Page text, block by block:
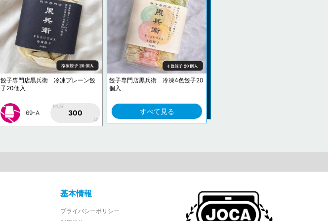
餃子専門店黒兵衛 冷凍プレーン餃
子20個入
69-A
1PLAY
300
AP
餃子専門店黒兵衛 冷凍4色餃子20
個入
すべて見る
基本情報
プライバシーポリシー